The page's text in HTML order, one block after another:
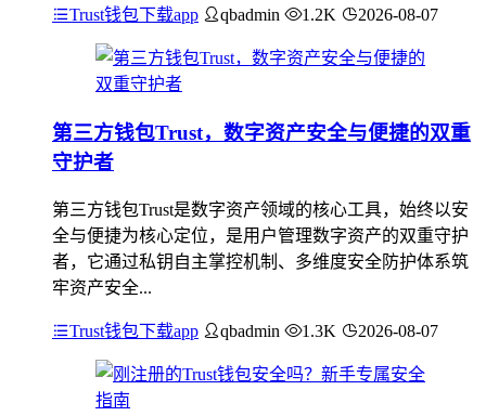
Trust钱包下载app qbadmin 1.2K 2026-08-07
第三方钱包Trust，数字资产安全与便捷的双重
守护者
第三方钱包Trust是数字资产领域的核心工具，始终以安
全与便捷为核心定位，是用户管理数字资产的双重守护
者，它通过私钥自主掌控机制、多维度安全防护体系筑
牢资产安全...
Trust钱包下载app qbadmin 1.3K 2026-08-07